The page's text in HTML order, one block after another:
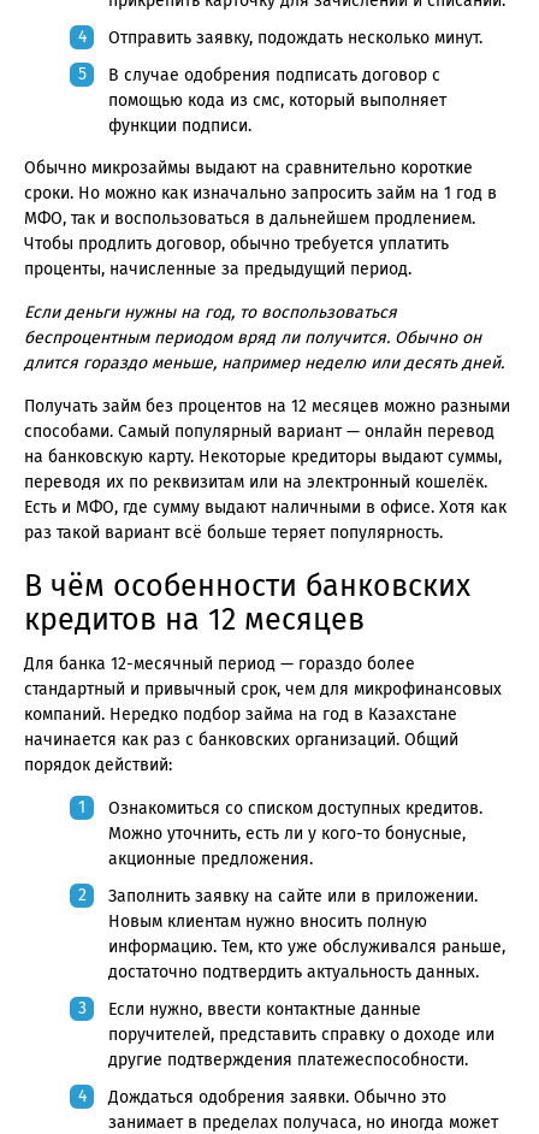
Отправить заявку, подождать несколько минут.
В случае одобрения подписать договор с
помощью кода из смс, который выполняет
функции подписи.
Обычно микрозаймы выдают на сравнительно короткие
сроки. Но можно как изначально запросить займ на 1 год в
МФО, так и воспользоваться в дальнейшем продлением.
Чтобы продлить договор, обычно требуется уплатить
проценты, начисленные за предыдущий период.
Если деньги нужны на год, то воспользоваться
беспроцентным периодом вряд ли получится. Обычно он
длится гораздо меньше, например неделю или десять дней.
Получать займ без процентов на 12 месяцев можно разными
способами. Самый популярный вариант — онлайн перевод
на банковскую карту. Некоторые кредиторы выдают суммы,
переводя их по реквизитам или на электронный кошелёк.
Есть и МФО, где сумму выдают наличными в офисе. Хотя как
раз такой вариант всё больше теряет популярность.
В чём особенности банковских
кредитов на 12 месяцев
Для банка 12-месячный период — гораздо более
стандартный и привычный срок, чем для микрофинансовых
компаний. Нередко подбор займа на год в Казахстане
начинается как раз с банковских организаций. Общий
порядок действий:
Ознакомиться со списком доступных кредитов.
Можно уточнить, есть ли у кого-то бонусные,
акционные предложения.
Заполнить заявку на сайте или в приложении.
Новым клиентам нужно вносить полную
информацию. Тем, кто уже обслуживался раньше,
достаточно подтвердить актуальность данных.
Если нужно, ввести контактные данные
поручителей, представить справку о доходе или
другие подтверждения платежеспособности.
Дождаться одобрения заявки. Обычно это
занимает в пределах получаса, но иногда может